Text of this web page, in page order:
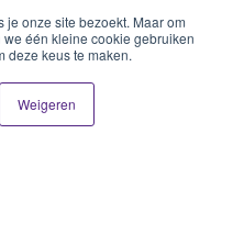
onze site bezoekt. Maar om
één kleine cookie gebruiken
deze keus te maken.
Weigeren